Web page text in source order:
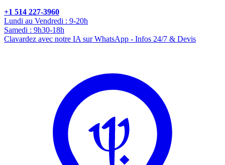
+1 514 227-3960
Lundi au Vendredi : 9-20h
Samedi : 9h30-18h
Clavardez avec notre IA sur WhatsApp - Infos 24/7 & Devis